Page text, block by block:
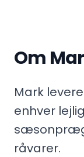
Om
Mark
enhver
råvarer.